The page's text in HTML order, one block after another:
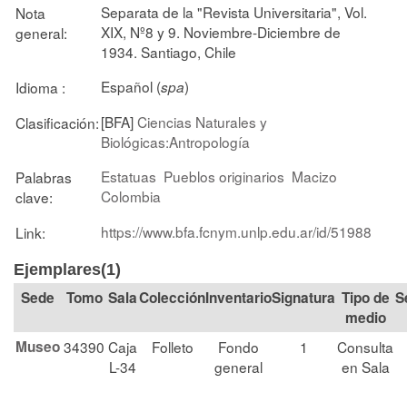
Nota
general:
Separata de la "Revista Universitaria", Vol.
XIX, Nº8 y 9. Noviembre-Diciembre de
1934. Santiago, Chile
Idioma :
Español (spa)
Clasificación:[BFA]Ciencias Naturales y
Biológicas:Antropología
Palabras
clave:
Estatuas Pueblos originarios Macizo
Colombia
Link:
https://www.bfa.fcnym.unlp.edu.ar/id/51988
Ejemplares(1)
Tomo SalaColección Signatura Tipo de
medio
Museo34390 Caja
L-34
Folleto
Fondo
general
1
Consulta
en Sala